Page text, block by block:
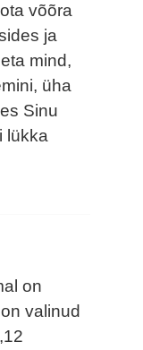
võõra
ja
mind,
üha
Sinu
lükka
on
valinud